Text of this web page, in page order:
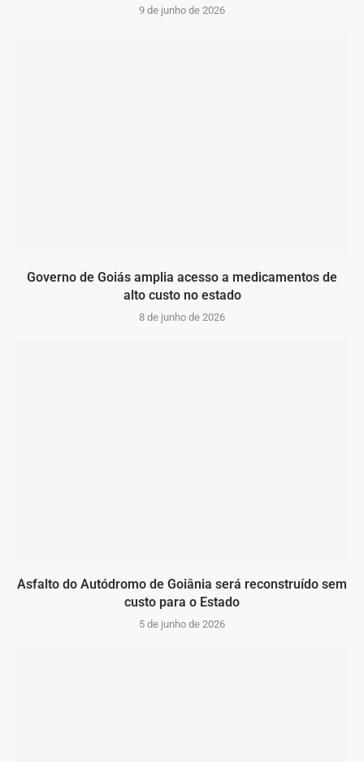
9 de junho de 2026
Governo de Goiás amplia acesso a medicamentos de
alto custo no estado
8 de junho de 2026
Asfalto do Autódromo de Goiânia será reconstruído sem
custo para o Estado
5 de junho de 2026